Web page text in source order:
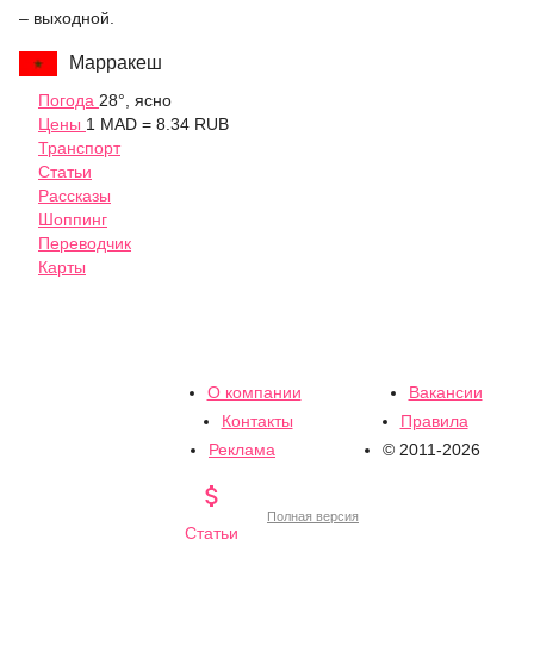
– выходной.
Марракеш
Погода 28°, ясно
Цены 1 MAD = 8.34 RUB
Транспорт
Статьи
Рассказы
Шоппинг
Переводчик
Карты
О компании
Вакансии
Контакты
Правила
Реклама
© 2011-2026

Статьи
Полная версия